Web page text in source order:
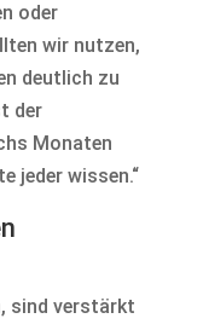
oder
wir nutzen,
deutlich zu
der
Monaten
jeder wissen.“
sind verstärkt